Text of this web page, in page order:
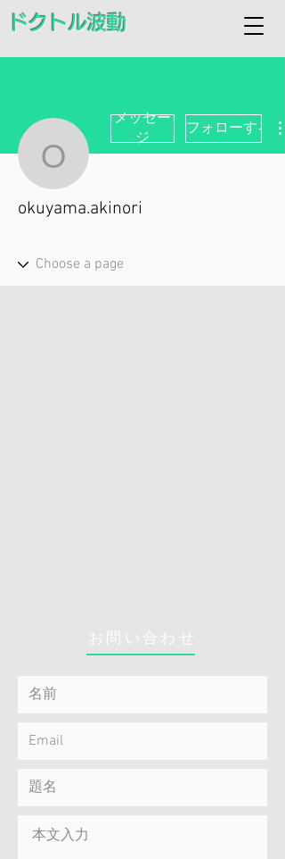
ドクトル波動
okuyama.akinori
メッセー
ジ
フォローする
okuyama.akinori
お問い合わせ